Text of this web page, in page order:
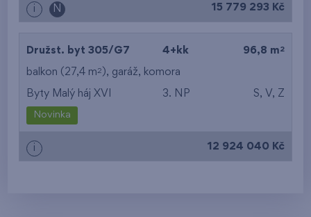
od největší dispozice
od nejnižšího patra
i N 15 779 293 Kč
Družst. byt 305/G7 4+kk 96,8 m 2
balkon (27,4 m2 ), garáž, komora
Byty Malý háj XVI 3. NP S, V, Z
Novinka
i 12 924 040 Kč